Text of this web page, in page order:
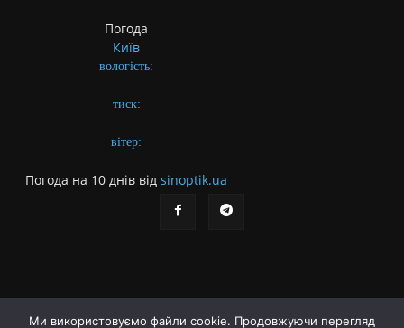
Погода
Київ
вологість:
тиск:
вітер:
Погода на 10 днів від sinoptik.ua
Ми використовуємо файли cookie. Продовжуючи перегляд